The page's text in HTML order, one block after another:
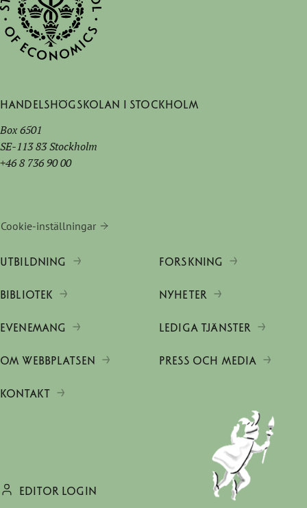
Handelshögskolan i Stockholm
Box 6501
SE-113 83 Stockholm
+46 8 736 90 00
Cookie-inställningar
UTBILDNING FORSKNING
BIBLIOTEK NYHETER
EVENEMANG LEDIGA TJÄNSTER
OM WEBBPLATSEN PRESS OCH MEDIA
KONTAKT
EDITOR LOGIN